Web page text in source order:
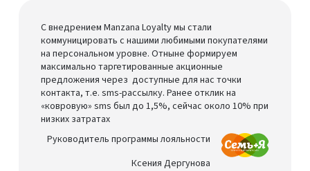
С внедрением Manzana Loyalty мы стали
коммуницировать с нашими любимыми покупателями
на персональном уровне. Отныне формируем
максимально таргетированные акционные
предложения через доступные для нас точки
контакта, т.е. sms-рассылку. Ранее отклик на
«ковровую» sms был до 1,5%, сейчас около 10% при
низких затратах
Руководитель программы лояльности
Ксения Дергунова